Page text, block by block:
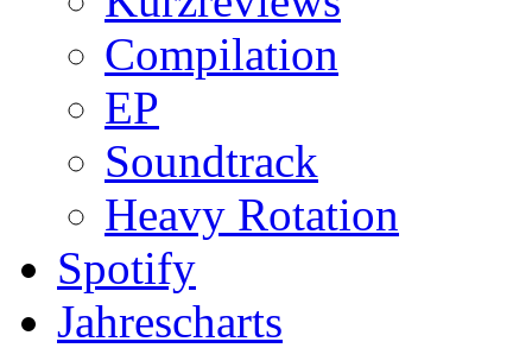
Compilation
EP
Soundtrack
Heavy Rotation
Spotify
Jahrescharts